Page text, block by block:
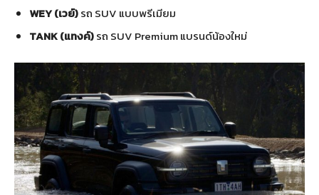
WEY (เวย์)รถ SUV แบบพรีเมียม
TANK (แทงค์)รถ SUV Premium แบรนด์น้องใหม่